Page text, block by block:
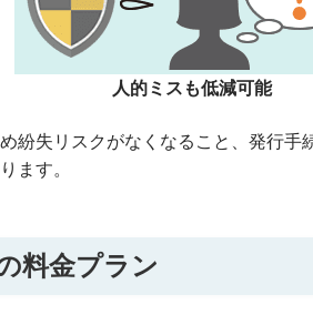
人的ミスも低減可能
紛失リスクがなくなること、発行手
ます。
料金プラン